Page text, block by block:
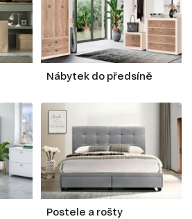
Nábytek do předsíně
Postele a rošty